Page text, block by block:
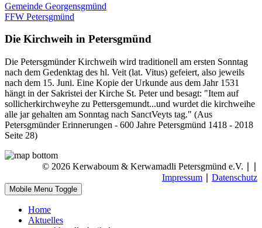
Gemeinde Georgensgmünd
FFW Petersgmünd
Die Kirchweih in Petersgmünd
Die Petersgmünder Kirchweih wird traditionell am ersten Sonntag
nach dem Gedenktag des hl. Veit (lat. Vitus) gefeiert, also jeweils
nach dem 15. Juni. Eine Kopie der Urkunde aus dem Jahr 1531
hängt in der Sakristei der Kirche St. Peter und besagt: "Item auf
sollicherkirchweyhe zu Pettersgemundt...und wurdet die kirchweihe
alle jar gehalten am Sonntag nach SanctVeyts tag." (Aus
Petersgmünder Erinnerungen - 600 Jahre Petersgmünd 1418 - 2018
Seite 28)
© 2026 Kerwaboum & Kerwamadli Petersgmünd e.V. ∣
Impressum
Datenschutz
Mobile Menu Toggle
Home
Aktuelles